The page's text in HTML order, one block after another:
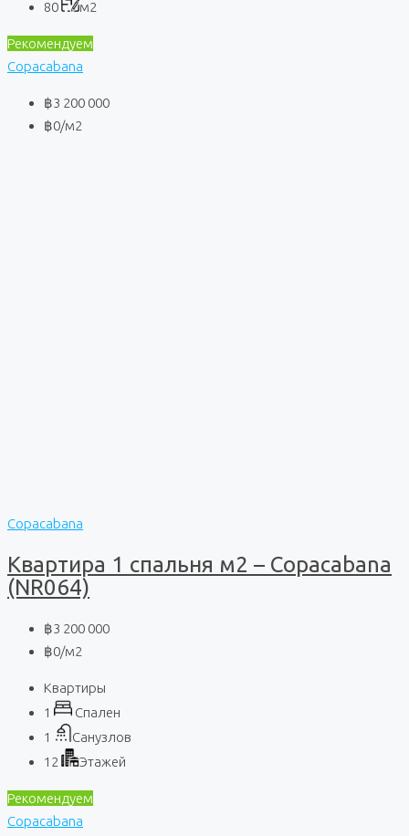
80
м2
Рекомендуем
Copacabana
฿3 200 000
฿0/м2
Copacabana
Квартира 1 спальня м2 – Copacabana
(NR064)
฿3 200 000
฿0/м2
Квартиры
1
Спален
1
Санузлов
12
Этажей
Рекомендуем
Copacabana